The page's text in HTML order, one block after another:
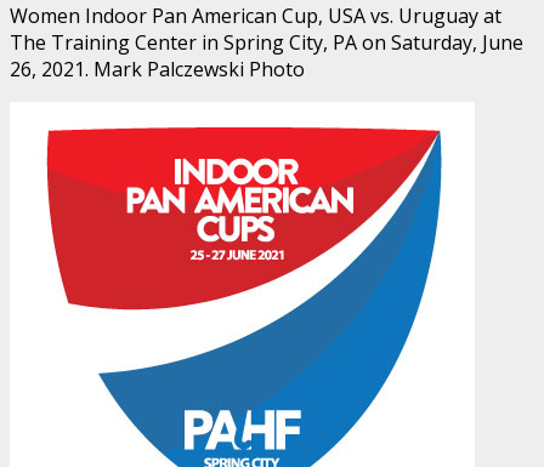
Women Indoor Pan American Cup, USA vs. Uruguay at
The Training Center in Spring City, PA on Saturday, June
26, 2021. Mark Palczewski Photo